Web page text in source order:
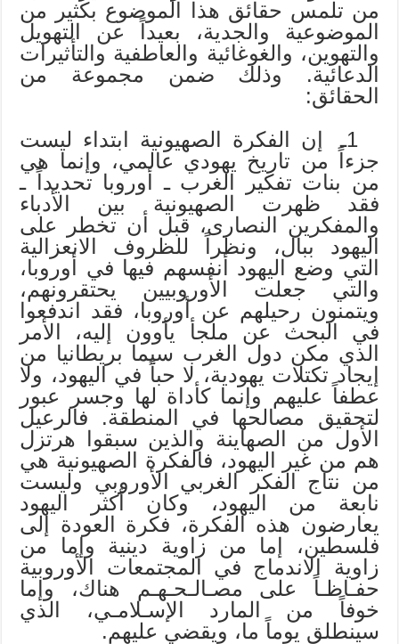
من تلمس حقائق هذا الموضوع بكثير من
الموضوعية والجدية، بعيداً عن التهويل
والتهوين، والغوغائية والعاطفية والتأثيرات
الدعائية. وذلك ضمن مجموعة من
الحقائق:
1ـ إن الفكرة الصهيونية ابتداء ليست
جزءاً من تاريخ يهودي عالمي، وإنما هي
من بنات تفكير الغرب ـ أوروبا تحديداً ـ
فقد ظهرت الصهيونية بين الأدباء
والمفكرين النصارى، قبل أن تخطر على
اليهود ببال، ونظراً للظروف الانعزالية
التي وضع اليهود أنفسهم فيها في أوروبا،
والتي جعلت الأوروبيين يحتقرونهم،
ويتمنون رحيلهم عن أوروبا، فقد اندفعوا
في البحث عن ملجأ يأوون إليه، الأمر
الذي مكن دول الغرب سيما بريطانيا من
إيجاد تكتلات يهودية، لا حباً في اليهود، ولا
عطفاً عليهم وإنما كأداة لها وجسر عبور
لتحقيق مصالحها في المنطقة. فالرعيل
الأول من الصهاينة والذين سبقوا هرتزل
هم من غير اليهود، فالفكرة الصهيونية هي
من نتاج الفكر الغربي الأوروبي وليست
نابعة من اليهود، وكان أكثر اليهود
يعارضون هذه الفكرة، فكرة العودة إلى
فلسطين، إما من زاوية دينية وإما من
زاوية الاندماج في المجتمعات الأوروبية
حفـاظـاً على مصـالـحـهـم هناك، وإما
خوفاً من المارد الإسـلامـي، الذي
سينطلق يوماً ما، ويقضي عليهم.